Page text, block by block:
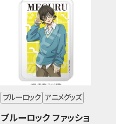
ブルーロック アニメグッズ
ブルーロック ファッショ